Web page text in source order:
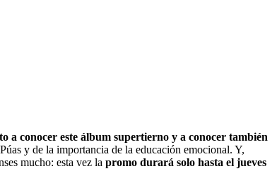
a conocer este álbum supertierno y a conocer también
y de la importancia de la educación emocional. Y,
mucho: esta vez la promo durará solo hasta el jueves